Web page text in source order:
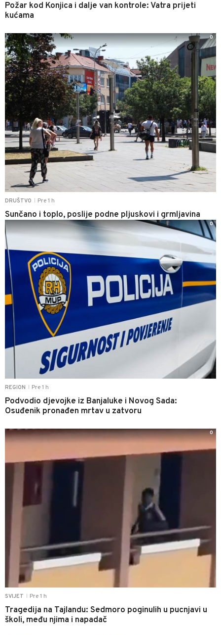
Požar kod Konjica i dalje van kontrole: Vatra prijeti
kućama
DRUŠTVO Pre 1 h
Sunčano i toplo, poslije podne pljuskovi i grmljavina
0
REGION Pre 1 h
Podvodio djevojke iz Banjaluke i Novog Sada:
Osuđenik pronađen mrtav u zatvoru
0
SVIJET Pre 1 h
Tragedija na Tajlandu: Sedmoro poginulih u pucnjavi u
školi, među njima i napadač
0